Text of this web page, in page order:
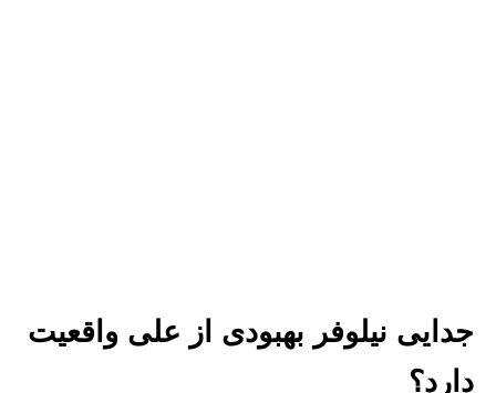
جدایی نیلوفر بهبودی از علی واقعیت
دارد؟